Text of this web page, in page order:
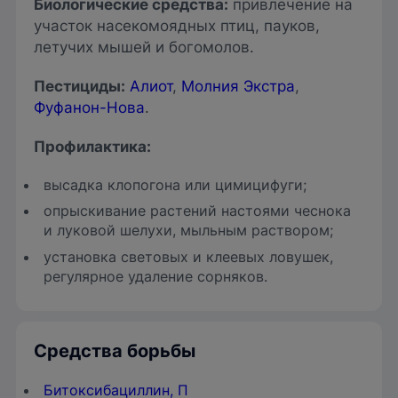
Биологические средства: привлечение на
участок насекомоядных птиц, пауков,
летучих мышей и богомолов.
Пестициды: Алиот, Молния Экстра,
Фуфанон-Нова.
Профилактика:
высадка клопогона или цимицифуги;
опрыскивание растений настоями чеснока
и луковой шелухи, мыльным раствором;
установка световых и клеевых ловушек,
регулярное удаление сорняков.
Средства борьбы
Битоксибациллин, П